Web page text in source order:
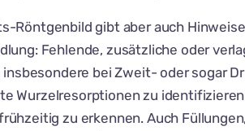
Röntgenbild gibt aber auch
Fehlende, zusätzliche oder
insbesondere bei Zweit- oder sogar
Wurzelresorptionen zu
zu erkennen. Auch